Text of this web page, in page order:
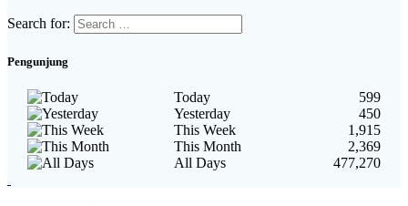
Search for:
Pengunjung
Today
599
Yesterday
450
This Week
1,915
This Month
2,369
All Days
477,270